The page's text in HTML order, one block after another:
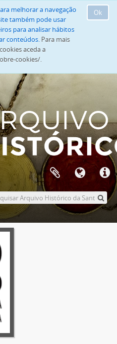
Ok
melhorar a navegação
também pode usar
para analisar hábitos
conteúdos. Para mais
aceda a
cookies/.